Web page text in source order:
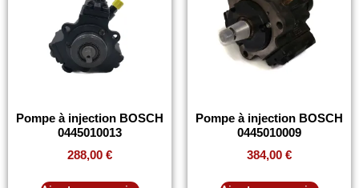
Pompe à injection BOSCH
0445010013
288,00 €
Pompe à injection BOSCH
0445010009
384,00 €